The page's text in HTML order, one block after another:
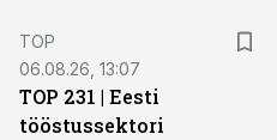
TOP
06.08.26, 13:07
TOP 231 | Eesti
tööstussektori